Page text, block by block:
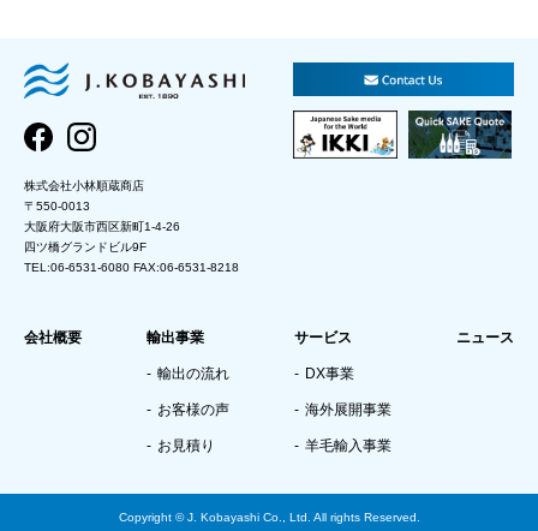
株式会社小林順蔵商店
〒550-0013
大阪府大阪市西区新町1-4-26
四ツ橋グランドビル9F
TEL:06-6531-6080 FAX:06-6531-8218
会社概要 輸出事業
輸出の流れ
お客様の声
お見積り
サービス
DX事業
海外展開事業
羊毛輸入事業
ニュース
Copyright © J. Kobayashi Co., Ltd. All rights Reserved.